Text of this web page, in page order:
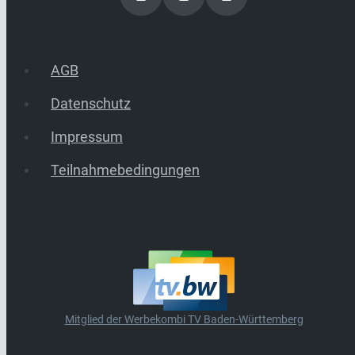
AGB
Datenschutz
Impressum
Teilnahmebedingungen
Mitglied der Werbekombi TV Baden-Württemberg